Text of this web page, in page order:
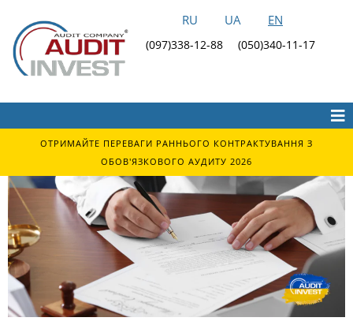
RU UA EN
(097)338-12-88 (050)340-11-17
ОТРИМАЙТЕ ПЕРЕВАГИ РАННЬОГО КОНТРАКТУВАННЯ З
ОБОВ'ЯЗКОВОГО АУДИТУ 2026